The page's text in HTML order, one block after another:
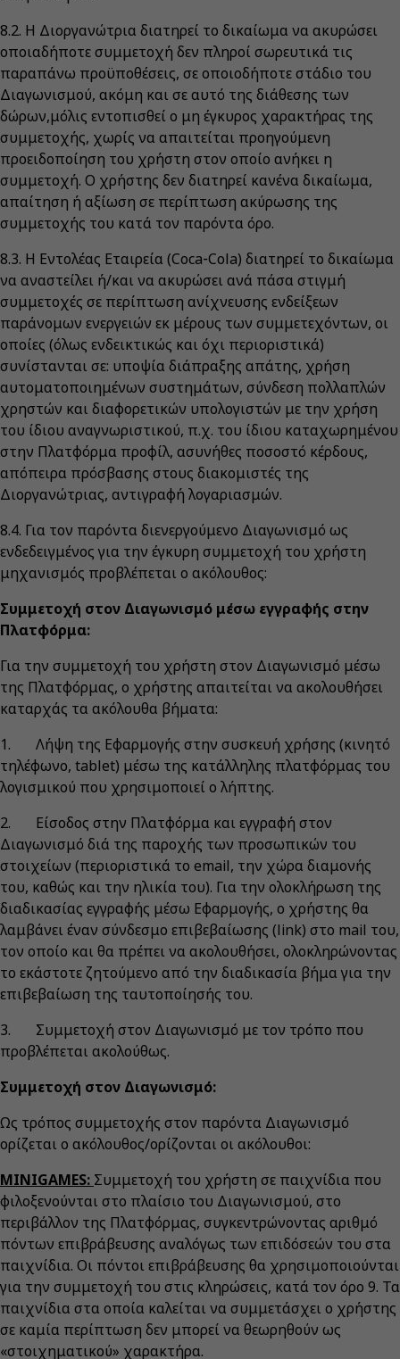
8.2. Η Διοργανώτρια διατηρεί το δικαίωμα να ακυρώσει
οποιαδήποτε συμμετοχή δεν πληροί σωρευτικά τις
παραπάνω προϋποθέσεις, σε οποιοδήποτε στάδιο του
Διαγωνισμού, ακόμη και σε αυτό της διάθεσης των
δώρων,μόλις εντοπισθεί ο μη έγκυρος χαρακτήρας της
συμμετοχής, χωρίς να απαιτείται προηγούμενη
προειδοποίηση του χρήστη στον οποίο ανήκει η
συμμετοχή. Ο χρήστης δεν διατηρεί κανένα δικαίωμα,
απαίτηση ή αξίωση σε περίπτωση ακύρωσης της
συμμετοχής του κατά τον παρόντα όρο.
8.3. Η Εντολέας Εταιρεία (Coca‑Cola) διατηρεί το δικαίωμα
να αναστείλει ή/και να ακυρώσει ανά πάσα στιγμή
συμμετοχές σε περίπτωση ανίχνευσης ενδείξεων
παράνομων ενεργειών εκ μέρους των συμμετεχόντων, οι
οποίες (όλως ενδεικτικώς και όχι περιοριστικά)
συνίστανται σε: υποψία διάπραξης απάτης, χρήση
αυτοματοποιημένων συστημάτων, σύνδεση πολλαπλών
χρηστών και διαφορετικών υπολογιστών με την χρήση
του ίδιου αναγνωριστικού, π.χ. του ίδιου καταχωρημένου
στην Πλατφόρμα προφίλ, ασυνήθες ποσοστό κέρδους,
απόπειρα πρόσβασης στους διακομιστές της
Διοργανώτριας, αντιγραφή λογαριασμών.
8.4. Για τον παρόντα διενεργούμενο Διαγωνισμό ως
ενδεδειγμένος για την έγκυρη συμμετοχή του χρήστη
μηχανισμός προβλέπεται ο ακόλουθος:
Συμμετοχή στον Διαγωνισμό μέσω εγγραφής στην
Πλατφόρμα:
Για την συμμετοχή του χρήστη στον Διαγωνισμό μέσω
της Πλατφόρμας, ο χρήστης απαιτείται να ακολουθήσει
καταρχάς τα ακόλουθα βήματα:
1. Λήψη της Εφαρμογής στην συσκευή χρήσης (κινητό
τηλέφωνο, tablet) μέσω της κατάλληλης πλατφόρμας του
λογισμικού που χρησιμοποιεί ο λήπτης.
2. Είσοδος στην Πλατφόρμα και εγγραφή στον
Διαγωνισμό διά της παροχής των προσωπικών του
στοιχείων (περιοριστικά το email, την χώρα διαμονής
του, καθώς και την ηλικία του). Για την ολοκλήρωση της
διαδικασίας εγγραφής μέσω Εφαρμογής, ο χρήστης θα
λαμβάνει έναν σύνδεσμο επιβεβαίωσης (link) στο mail του,
τον οποίο και θα πρέπει να ακολουθήσει, ολοκληρώνοντας
το εκάστοτε ζητούμενο από την διαδικασία βήμα για την
επιβεβαίωση της ταυτοποίησής του.
3. Συμμετοχή στον Διαγωνισμό με τον τρόπο που
προβλέπεται ακολούθως.
Συμμετοχή στον Διαγωνισμό:
Ως τρόπος συμμετοχής στον παρόντα Διαγωνισμό
ορίζεται ο ακόλουθος/ορίζονται οι ακόλουθοι:
MINIGAMES: Συμμετοχή του χρήστη σε παιχνίδια που
φιλοξενούνται στο πλαίσιο του Διαγωνισμού, στο
περιβάλλον της Πλατφόρμας, συγκεντρώνοντας αριθμό
πόντων επιβράβευσης αναλόγως των επιδόσεών του στα
παιχνίδια. Οι πόντοι επιβράβευσης θα χρησιμοποιούνται
για την συμμετοχή του στις κληρώσεις, κατά τον όρο 9. Τα
παιχνίδια στα οποία καλείται να συμμετάσχει ο χρήστης
σε καμία περίπτωση δεν μπορεί να θεωρηθούν ως
«στοιχηματικού» χαρακτήρα.